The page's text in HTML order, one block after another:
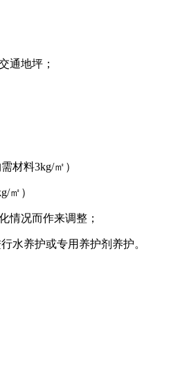
通地坪；
材料3kg/㎡）
㎡）
况而作来调整；
水养护或专用养护剂养护。